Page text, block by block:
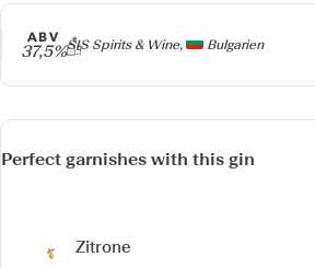
Producer
SIS Spirits & Wine, Bulgarien
ABV
37,5%
Perfect garnishes with this gin
Zitrone